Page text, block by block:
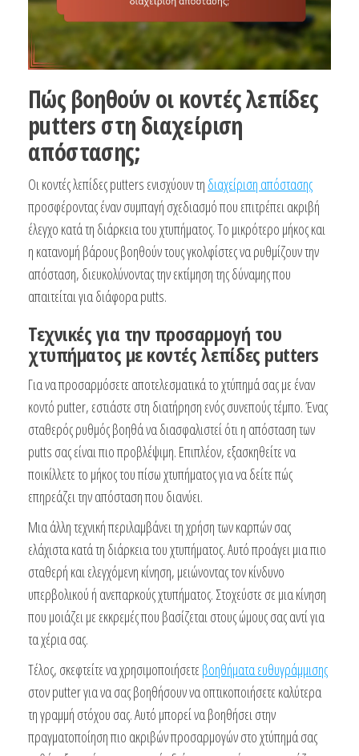
Πώς βοηθούν οι κοντές λεπίδες
putters στη διαχείριση
απόστασης;
Οι κοντές λεπίδες putters ενισχύουν τη διαχείριση απόστασης
προσφέροντας έναν συμπαγή σχεδιασμό που επιτρέπει ακριβή
έλεγχο κατά τη διάρκεια του χτυπήματος. Το μικρότερο μήκος και
η κατανομή βάρους βοηθούν τους γκολφίστες να ρυθμίζουν την
απόσταση, διευκολύνοντας την εκτίμηση της δύναμης που
απαιτείται για διάφορα putts.
Τεχνικές για την προσαρμογή του
χτυπήματος με κοντές λεπίδες putters
Για να προσαρμόσετε αποτελεσματικά το χτύπημά σας με έναν
κοντό putter, εστιάστε στη διατήρηση ενός συνεπούς τέμπο. Ένας
σταθερός ρυθμός βοηθά να διασφαλιστεί ότι η απόσταση των
putts σας είναι πιο προβλέψιμη. Επιπλέον, εξασκηθείτε να
ποικίλλετε το μήκος του πίσω χτυπήματος για να δείτε πώς
επηρεάζει την απόσταση που διανύει.
Μια άλλη τεχνική περιλαμβάνει τη χρήση των καρπών σας
ελάχιστα κατά τη διάρκεια του χτυπήματος. Αυτό προάγει μια πιο
σταθερή και ελεγχόμενη κίνηση, μειώνοντας τον κίνδυνο
υπερβολικού ή ανεπαρκούς χτυπήματος. Στοχεύστε σε μια κίνηση
που μοιάζει με εκκρεμές που βασίζεται στους ώμους σας αντί για
τα χέρια σας.
Τέλος, σκεφτείτε να χρησιμοποιήσετε βοηθήματα ευθυγράμμισης
στον putter για να σας βοηθήσουν να οπτικοποιήσετε καλύτερα
τη γραμμή στόχου σας. Αυτό μπορεί να βοηθήσει στην
πραγματοποίηση πιο ακριβών προσαρμογών στο χτύπημά σας